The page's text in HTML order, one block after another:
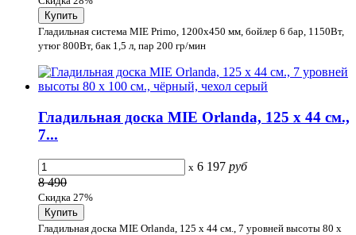
Гладильная система MIE Primo, 1200х450 мм, бойлер 6 бар, 1150Вт,
утюг 800Вт, бак 1,5 л, пар 200 гр/мин
Гладильная доска MIE Orlanda, 125 х 44 см.,
7...
x 6 197 руб
8 490
Скидка 27%
Гладильная доска MIE Orlanda, 125 х 44 см., 7 уровней высоты 80 х